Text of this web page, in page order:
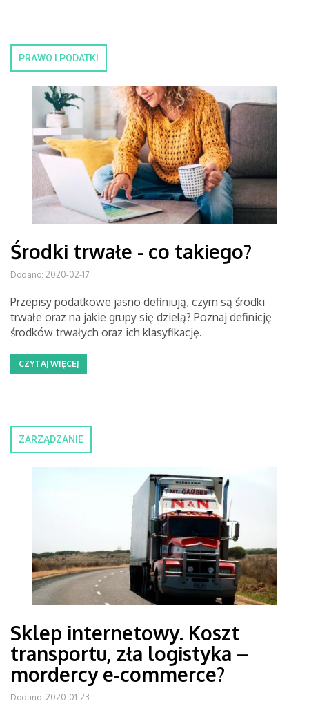
PRAWO I PODATKI
Środki trwałe - co takiego?
Dodano: 2020-02-17
Przepisy podatkowe jasno definiują, czym są środki
trwałe oraz na jakie grupy się dzielą? Poznaj definicję
środków trwałych oraz ich klasyfikację.
CZYTAJ WIĘCEJ
ZARZĄDZANIE
Sklep internetowy. Koszt
transportu, zła logistyka –
mordercy e-commerce?
Dodano: 2020-01-23